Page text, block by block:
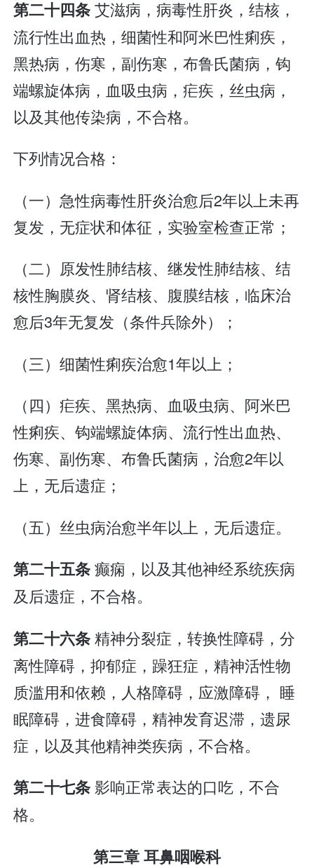
第二十四条艾滋病，病毒性肝炎，结核，
流行性出血热，细菌性和阿米巴性痢疾，
黑热病，伤寒，副伤寒，布鲁氏菌病，钩
端螺旋体病，血吸虫病，疟疾，丝虫病，
以及其他传染病，不合格。
下列情况合格：
（一）急性病毒性肝炎治愈后2年以上未再
复发，无症状和体征，实验室检查正常；
（二）原发性肺结核、继发性肺结核、结
核性胸膜炎、肾结核、腹膜结核，临床治
愈后3年无复发（条件兵除外）；
（三）细菌性痢疾治愈1年以上；
（四）疟疾、黑热病、血吸虫病、阿米巴
性痢疾、钩端螺旋体病、流行性出血热、
伤寒、副伤寒、布鲁氏菌病，治愈2年以
上，无后遗症；
（五）丝虫病治愈半年以上，无后遗症。
第二十五条癫痫，以及其他神经系统疾病
及后遗症，不合格。
第二十六条精神分裂症，转换性障碍，分
离性障碍，抑郁症，躁狂症，精神活性物
质滥用和依赖，人格障碍，应激障碍， 睡
眠障碍，进食障碍，精神发育迟滞，遗尿
症，以及其他精神类疾病，不合格。
第二十七条影响正常表达的口吃，不合
格。
第三章 耳鼻咽喉科